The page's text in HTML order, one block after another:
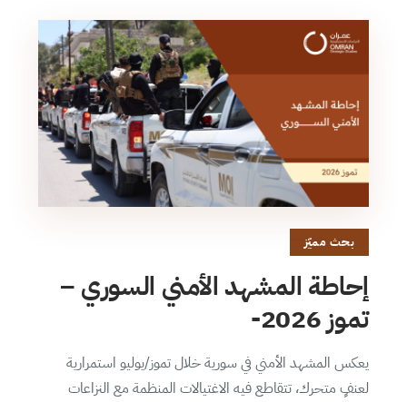
بحث مميّز
إحاطة المشهد الأمني السوري –
تموز 2026-
يعكس المشهد الأمني في سورية خلال تموز/يوليو استمرارية
لعنفٍ متحرك، تتقاطع فيه الاغتيالات المنظمة مع النزاعات